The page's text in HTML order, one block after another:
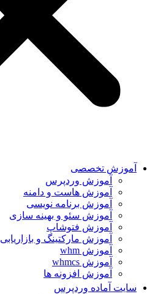
آموزش تخصصی
آموزش وردپرس
آموزش هاست و دامنه
آموزش برنامه نویسی
آموزش سئو و بهینه سازی
آموزش فتوشاپ
آموزش مارکتینگ و بازاریابی
آموزش whm
آموزش whmcs
آموزش افزونه ها
سایت آماده وردپرس